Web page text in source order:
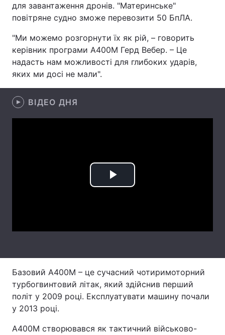
Зброя Інциденти
Здоров'я Туризм
Цікавинки Погода
Лонгріди
Тема оформлення
для завантаження дронів. "Материнське"
повітряне судно зможе перевозити 50 БпЛА.
"Ми можемо розгорнути їх як рій, – говорить
керівник програми A400M Герд Вебер. – Це
надасть нам можливості для глибоких ударів,
яких ми досі не мали".
ВІДЕО ДНЯ
Play
Базовий A400M – це сучасний чотиримоторний
турбогвинтовий літак, який здійснив перший
політ у 2009 році. Експлуатувати машину почали
у 2013 році.
A400M створювався як тактичний військово-